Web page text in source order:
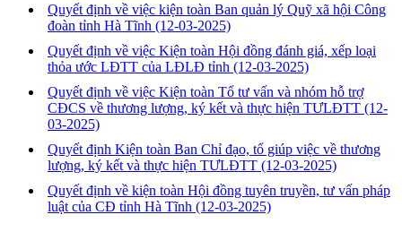
Quyết định về việc kiện toàn Ban quản lý Quỹ xã hội Công
đoàn tỉnh Hà Tĩnh (12-03-2025)
Quyết định về việc Kiện toàn Hội đồng đánh giá, xếp loại
thỏa ước LĐTT của LĐLĐ tỉnh (12-03-2025)
Quyết định về việc Kiện toàn Tổ tư vấn và nhóm hỗ trợ
CĐCS về thương lượng, ký kết và thực hiện TƯLĐTT (12-
03-2025)
Quyết định Kiện toàn Ban Chỉ đạo, tổ giúp việc về thương
lượng, ký kết và thực hiện TƯLĐTT (12-03-2025)
Quyết định về kiện toàn Hội đồng tuyên truyền, tư vấn pháp
luật của CĐ tỉnh Hà Tĩnh (12-03-2025)